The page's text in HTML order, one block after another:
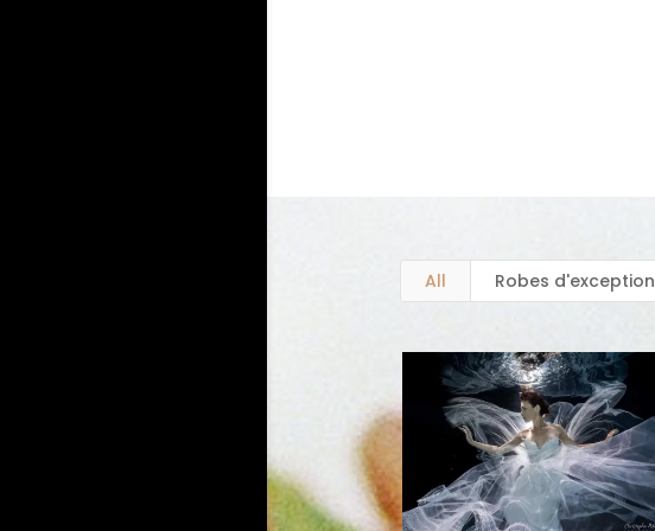
All Robes d'exception